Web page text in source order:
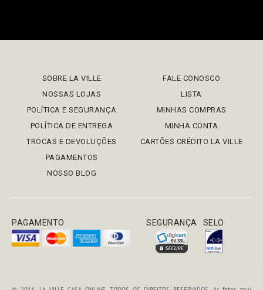
SOBRE LA VILLE
NOSSAS LOJAS
POLÍTICA E SEGURANÇA
POLÍTICA DE ENTREGA
TROCAS E DEVOLUÇÕES
PAGAMENTOS
NOSSO BLOG
FALE CONOSCO
LISTA
MINHAS COMPRAS
MINHA CONTA
CARTÕES CRÉDITO LA VILLE
PAGAMENTO SEGURANÇA SELO